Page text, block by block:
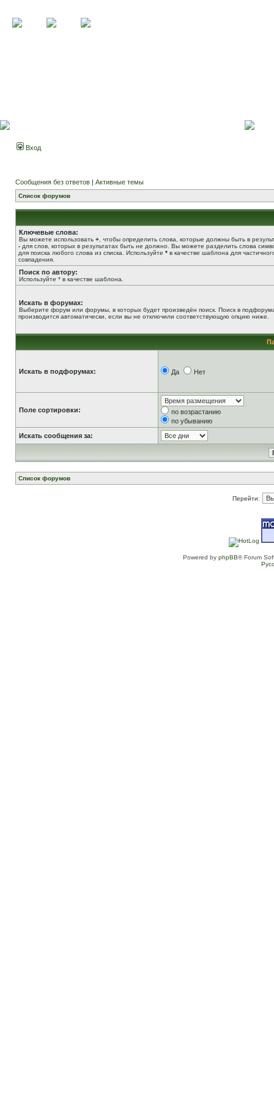
Вход
Сообщения без ответов | Активные темы
Список форумов
Ключевые слова:
Вы можете использовать + , чтобы определить слова, которые должны быть в
- для слов, которых в результатах быть не должно. Вы можете разделить слова
для поиска любого слова из списка. Используйте * в качестве шаблона для
совпадения.
Поиск по автору:
Используйте * в качестве шаблона.
Искать в форумах:
Выберите форум или форумы, в которых будет произведён поиск. Поиск в
производится автоматически, если вы не отключили соответствующую опцию ниже.
Искать в подфорумах: Да Нет
Поле сортировки:
по возрастанию
по убыванию
Искать сообщения за:
Список форумов
Перейти:
Powered by phpBB® Forum